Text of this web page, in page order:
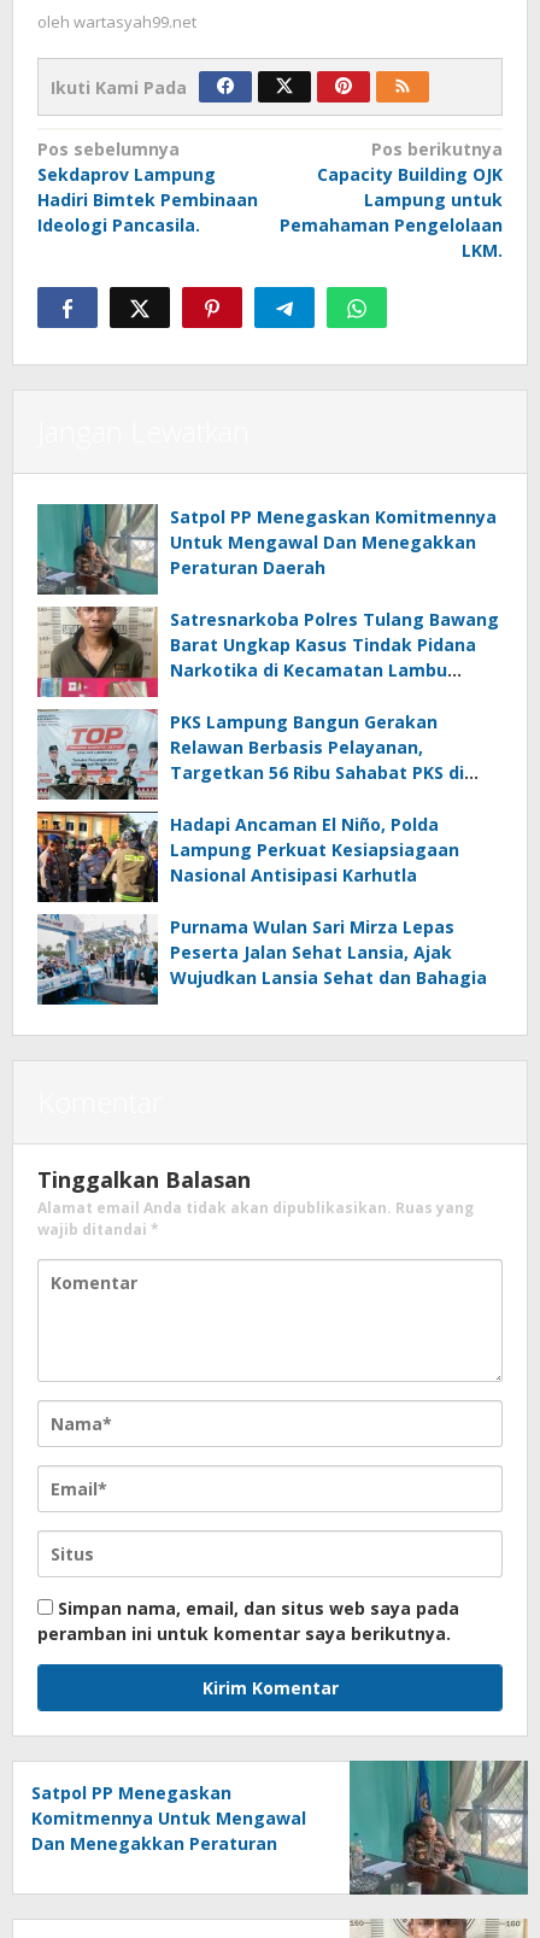
oleh wartasyah99.net
Ikuti Kami Pada
Navigasi
pos
Pos sebelumnya
Sekdaprov Lampung
Hadiri Bimtek Pembinaan
Ideologi Pancasila.
Pos berikutnya
Capacity Building OJK
Lampung untuk
Pemahaman Pengelolaan
LKM.
Satpol PP Menegaskan Komitmennya
Untuk Mengawal Dan Menegakkan
Peraturan Daerah
Satresnarkoba Polres Tulang Bawang
Barat Ungkap Kasus Tindak Pidana
Narkotika di Kecamatan Lambu
PKS Lampung Bangun Gerakan
Relawan Berbasis Pelayanan,
Targetkan 56 Ribu Sahabat PKS di
Hadapi Ancaman El Niño, Polda
Lampung Perkuat Kesiapsiagaan
Nasional Antisipasi Karhutla
Purnama Wulan Sari Mirza Lepas
Peserta Jalan Sehat Lansia, Ajak
Wujudkan Lansia Sehat dan Bahagia
Tinggalkan Balasan
Alamat email Anda tidak akan dipublikasikan. Ruas yang
wajib ditandai *
Simpan nama, email, dan situs web saya pada
peramban ini untuk komentar saya berikutnya.
Satpol PP Menegaskan
Komitmennya Untuk Mengawal
Dan Menegakkan Peraturan